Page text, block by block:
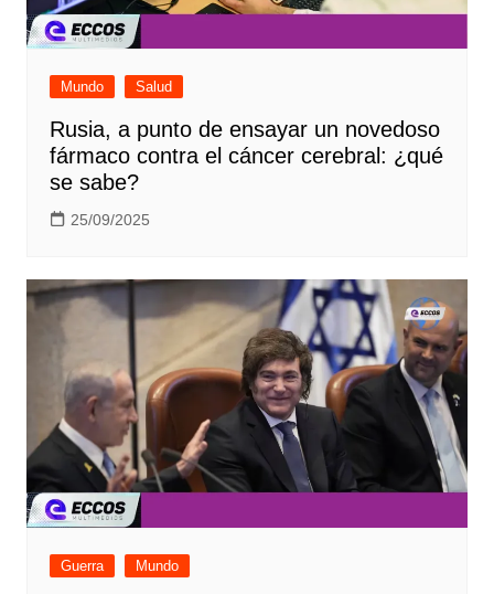
Mundo Salud
Rusia, a punto de ensayar un novedoso
fármaco contra el cáncer cerebral: ¿qué
se sabe?
25/09/2025
Guerra Mundo